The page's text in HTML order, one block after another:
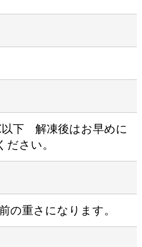
以下 解凍後はお早めに
ださい。
の重さになります。